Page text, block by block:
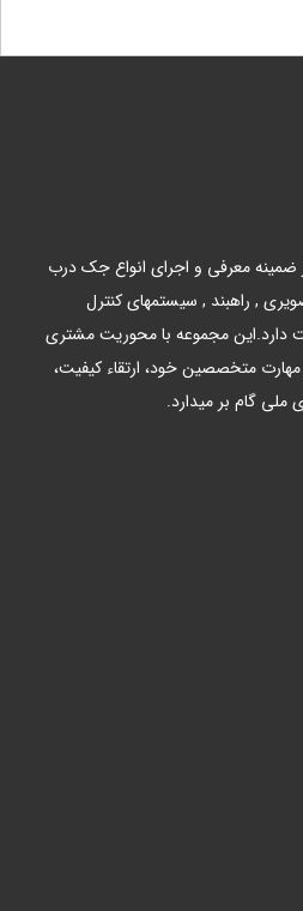
معرفی و اجرای انواع جک درب
, راهبند , سیستمهای کنترل
دارد.این مجموعه با محوریت مشتری
متخصصین خود، ارتقاء کیفیت،
ملی گام بر میدارد.